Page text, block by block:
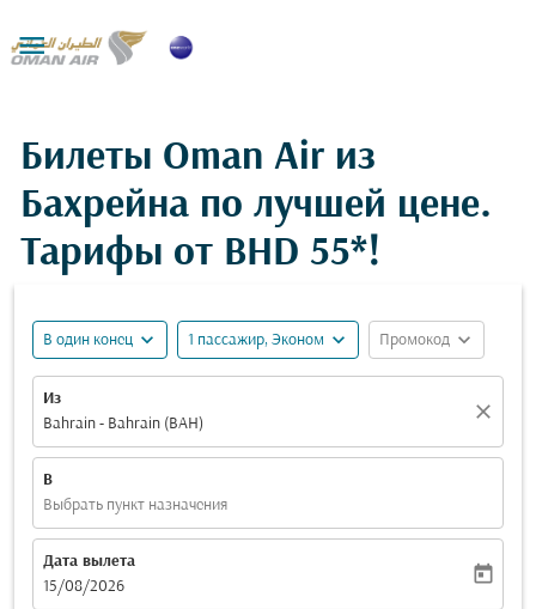

Билеты Oman Air из
Бахрейна по лучшей цене.
Тарифы от BHD 55*!
В один конец expand_more 1 пассажир, Эконом expand_more Промокод expand_more
Из
Bahrain - Bahrain (BAH)
close
В
Выбрать пункт назначения
Дата вылета
fc-booking-departure-date-aria-label
15/08/2026
today